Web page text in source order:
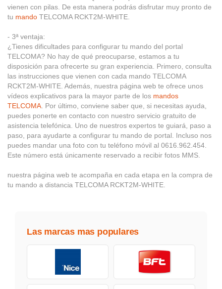
vienen con pilas. De esta manera podrás disfrutar muy pronto de
tu mando TELCOMA RCKT2M-WHITE.
- 3ª ventaja:
¿Tienes dificultades para configurar tu mando del portal
TELCOMA? No hay de qué preocuparse, estamos a tu
disposición para ofrecerte su gran experiencia. Primero, consulta
las instrucciones que vienen con cada mando TELCOMA
RCKT2M-WHITE. Además, nuestra página web te ofrece unos
vídeos explicativos para la mayor parte de los mandos
TELCOMA . Por último, conviene saber que, si necesitas ayuda,
puedes ponerte en contacto con nuestro servicio gratuito de
asistencia telefónica. Uno de nuestros expertos te guiará, paso a
paso, para ayudarte a configurar tu mando de portal. Incluso nos
puedes mandar una foto con tu teléfono móvil al 0616.962.454.
Este número está únicamente reservado a recibir fotos MMS.
nuestra página web te acompaña en cada etapa en la compra de
tu mando a distancia TELCOMA RCKT2M-WHITE.
Las marcas mas populares